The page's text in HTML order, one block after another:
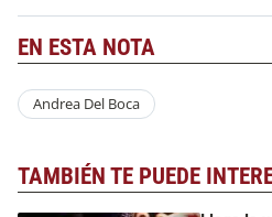
EN ESTA NOTA
Andrea Del Boca
TAMBIÉN TE PUEDE